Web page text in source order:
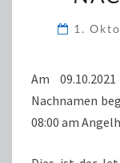
1.
Am
Nachnamen
08:00 am